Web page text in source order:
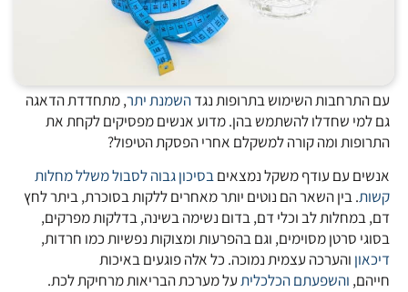
עם התרחבות השימוש בתרופות נגדהשמנת יתר, מתחדדת הדאגה
גם למי שחדלו להשתמש בהן. מדוע אנשים מפסיקים לקחת את
התרופות ומה קורה למשקלם אחרי הפסקת הטיפול?
אנשים עם עודף משקל נמצאיםבסיכון גבוה לסבול משלל מחלות
קשות. בין השאר הם נוטים יותר מאחרים ללקות בסוכרת, ביתר לחץ
דם, במחלות לב וכלי דם, בדום נשימה בשינה, בדלקות מפרקים,
בסוגי סרטן מסוימים, וגם בהפרעות ומצוקות נפשיות כמו חרדות,
דיכאון והערכה עצמית נמוכה. כל אלה פוגעים באיכות
חייהם, והשפעתם הכלכליתעל מערכת הבריאות מרחיקת לכת.